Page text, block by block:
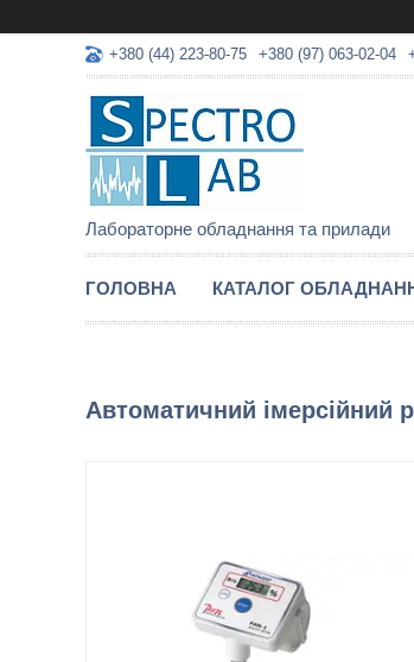
+380 (44) 223-80-75 +380 (97) 063-02-04
Лабораторне обладнання та прилади
ГОЛОВНА КАТАЛОГ
Автоматичний імерсійний